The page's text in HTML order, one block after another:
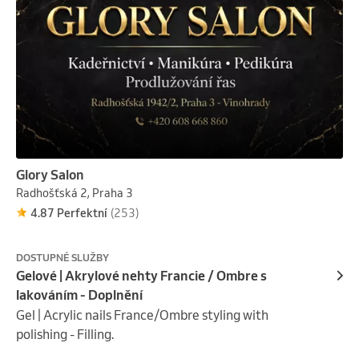
Glory Salon
Radhošťská 2, Praha 3
4.87 Perfektní (253)
DOSTUPNÉ SLUŽBY
Gelové | Akrylové nehty Francie / Ombre s
lakováním - Doplnění
Gel | Acrylic nails France/Ombre styling with
polishing - Filling.